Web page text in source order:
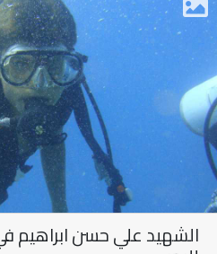
الشهيد علي حسن